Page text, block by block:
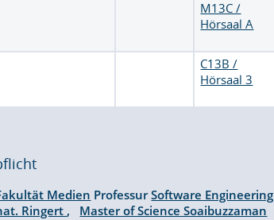
M13C /
Hörsaal A
C13B /
Hörsaal 3
Medien ProfessurSoftware Engineering
Ringert , Master of Science Soaibuzzaman